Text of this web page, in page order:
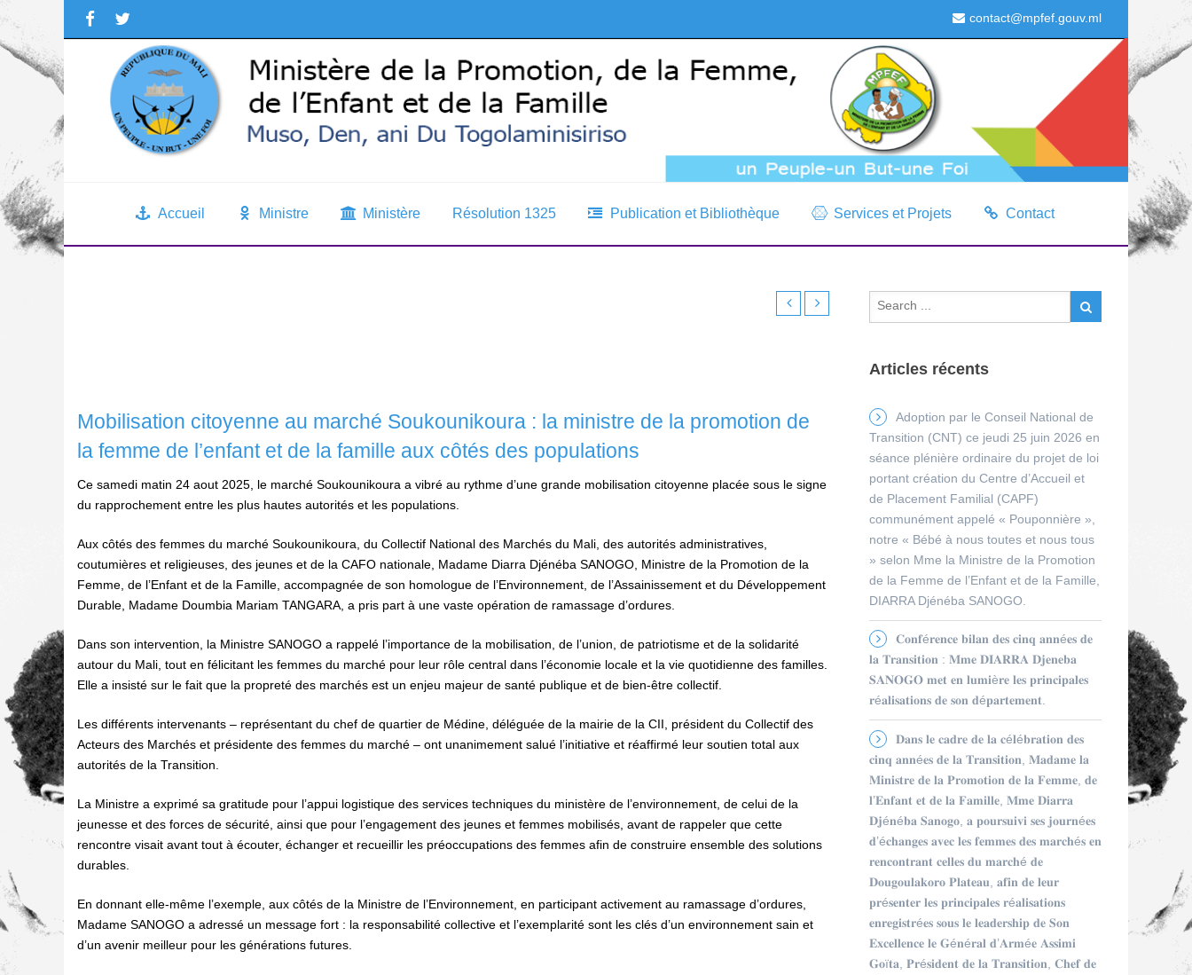
contact@mpfef.gouv.ml
Accueil Ministre Ministère Résolution 1325 Publication et Bibliothèque Services et Projets Contact
Mobilisation citoyenne au marché Soukounikoura : la ministre de la promotion de
la femme de l’enfant et de la famille aux côtés des populations
Ce samedi matin 24 aout 2025, le marché Soukounikoura a vibré au rythme d’une grande mobilisation citoyenne placée sous le signe
du rapprochement entre les plus hautes autorités et les populations.
Aux côtés des femmes du marché Soukounikoura, du Collectif National des Marchés du Mali, des autorités administratives,
coutumières et religieuses, des jeunes et de la CAFO nationale, Madame Diarra Djénéba SANOGO, Ministre de la Promotion de la
Femme, de l’Enfant et de la Famille, accompagnée de son homologue de l’Environnement, de l’Assainissement et du Développement
Durable, Madame Doumbia Mariam TANGARA, a pris part à une vaste opération de ramassage d’ordures.
Dans son intervention, la Ministre SANOGO a rappelé l’importance de la mobilisation, de l’union, de patriotisme et de la solidarité
autour du Mali, tout en félicitant les femmes du marché pour leur rôle central dans l’économie locale et la vie quotidienne des familles.
Elle a insisté sur le fait que la propreté des marchés est un enjeu majeur de santé publique et de bien-être collectif.
Les différents intervenants – représentant du chef de quartier de Médine, déléguée de la mairie de la CII, président du Collectif des
Acteurs des Marchés et présidente des femmes du marché – ont unanimement salué l’initiative et réaffirmé leur soutien total aux
autorités de la Transition.
La Ministre a exprimé sa gratitude pour l’appui logistique des services techniques du ministère de l’environnement, de celui de la
jeunesse et des forces de sécurité, ainsi que pour l’engagement des jeunes et femmes mobilisés, avant de rappeler que cette
rencontre visait avant tout à écouter, échanger et recueillir les préoccupations des femmes afin de construire ensemble des solutions
durables.
En donnant elle-même l’exemple, aux côtés de la Ministre de l’Environnement, en participant activement au ramassage d’ordures,
Madame SANOGO a adressé un message fort : la responsabilité collective et l’exemplarité sont les clés d’un environnement sain et
d’un avenir meilleur pour les générations futures.
Articles récents
Adoption par le Conseil National de
Transition (CNT) ce jeudi 25 juin 2026 en
séance plénière ordinaire du projet de loi
portant création du Centre d’Accueil et
de Placement Familial (CAPF)
communément appelé « Pouponnière »,
notre « Bébé à nous toutes et nous tous
» selon Mme la Ministre de la Promotion
de la Femme de l’Enfant et de la Famille,
DIARRA Djénéba SANOGO.
𝐂𝐨𝐧𝐟é𝐫𝐞𝐧𝐜𝐞 𝐛𝐢𝐥𝐚𝐧 𝐝𝐞𝐬 𝐜𝐢𝐧𝐪 𝐚𝐧𝐧é𝐞𝐬 𝐝𝐞
𝐥𝐚 𝐓𝐫𝐚𝐧𝐬𝐢𝐭𝐢𝐨𝐧 : 𝐌𝐦𝐞 𝐃𝐈𝐀𝐑𝐑𝐀 𝐃𝐣𝐞𝐧𝐞𝐛𝐚
𝐒𝐀𝐍𝐎𝐆𝐎 𝐦𝐞𝐭 𝐞𝐧 𝐥𝐮𝐦𝐢è𝐫𝐞 𝐥𝐞𝐬 𝐩𝐫𝐢𝐧𝐜𝐢𝐩𝐚𝐥𝐞𝐬
𝐫é𝐚𝐥𝐢𝐬𝐚𝐭𝐢𝐨𝐧𝐬 𝐝𝐞 𝐬𝐨𝐧 𝐝é𝐩𝐚𝐫𝐭𝐞𝐦𝐞𝐧𝐭.
𝐃𝐚𝐧𝐬 𝐥𝐞 𝐜𝐚𝐝𝐫𝐞 𝐝𝐞 𝐥𝐚 𝐜é𝐥é𝐛𝐫𝐚𝐭𝐢𝐨𝐧 𝐝𝐞𝐬
𝐜𝐢𝐧𝐪 𝐚𝐧𝐧é𝐞𝐬 𝐝𝐞 𝐥𝐚 𝐓𝐫𝐚𝐧𝐬𝐢𝐭𝐢𝐨𝐧, 𝐌𝐚𝐝𝐚𝐦𝐞 𝐥𝐚
𝐌𝐢𝐧𝐢𝐬𝐭𝐫𝐞 𝐝𝐞 𝐥𝐚 𝐏𝐫𝐨𝐦𝐨𝐭𝐢𝐨𝐧 𝐝𝐞 𝐥𝐚 𝐅𝐞𝐦𝐦𝐞, 𝐝𝐞
𝐥’𝐄𝐧𝐟𝐚𝐧𝐭 𝐞𝐭 𝐝𝐞 𝐥𝐚 𝐅𝐚𝐦𝐢𝐥𝐥𝐞, 𝐌𝐦𝐞 𝐃𝐢𝐚𝐫𝐫𝐚
𝐃𝐣é𝐧é𝐛𝐚 𝐒𝐚𝐧𝐨𝐠𝐨, 𝐚 𝐩𝐨𝐮𝐫𝐬𝐮𝐢𝐯𝐢 𝐬𝐞𝐬 𝐣𝐨𝐮𝐫𝐧é𝐞𝐬
𝐝’é𝐜𝐡𝐚𝐧𝐠𝐞𝐬 𝐚𝐯𝐞𝐜 𝐥𝐞𝐬 𝐟𝐞𝐦𝐦𝐞𝐬 𝐝𝐞𝐬 𝐦𝐚𝐫𝐜𝐡é𝐬 𝐞𝐧
𝐫𝐞𝐧𝐜𝐨𝐧𝐭𝐫𝐚𝐧𝐭 𝐜𝐞𝐥𝐥𝐞𝐬 𝐝𝐮 𝐦𝐚𝐫𝐜𝐡é 𝐝𝐞
𝐃𝐨𝐮𝐠𝐨𝐮𝐥𝐚𝐤𝐨𝐫𝐨 𝐏𝐥𝐚𝐭𝐞𝐚𝐮, 𝐚𝐟𝐢𝐧 𝐝𝐞 𝐥𝐞𝐮𝐫
𝐩𝐫é𝐬𝐞𝐧𝐭𝐞𝐫 𝐥𝐞𝐬 𝐩𝐫𝐢𝐧𝐜𝐢𝐩𝐚𝐥𝐞𝐬 𝐫é𝐚𝐥𝐢𝐬𝐚𝐭𝐢𝐨𝐧𝐬
𝐞𝐧𝐫𝐞𝐠𝐢𝐬𝐭𝐫é𝐞𝐬 𝐬𝐨𝐮𝐬 𝐥𝐞 𝐥𝐞𝐚𝐝𝐞𝐫𝐬𝐡𝐢𝐩 𝐝𝐞 𝐒𝐨𝐧
𝐄𝐱𝐜𝐞𝐥𝐥𝐞𝐧𝐜𝐞 𝐥𝐞 𝐆é𝐧é𝐫𝐚𝐥 𝐝’𝐀𝐫𝐦é𝐞 𝐀𝐬𝐬𝐢𝐦𝐢
𝐆𝐨ï𝐭𝐚, 𝐏𝐫é𝐬𝐢𝐝𝐞𝐧𝐭 𝐝𝐞 𝐥𝐚 𝐓𝐫𝐚𝐧𝐬𝐢𝐭𝐢𝐨𝐧, 𝐂𝐡𝐞𝐟 𝐝𝐞